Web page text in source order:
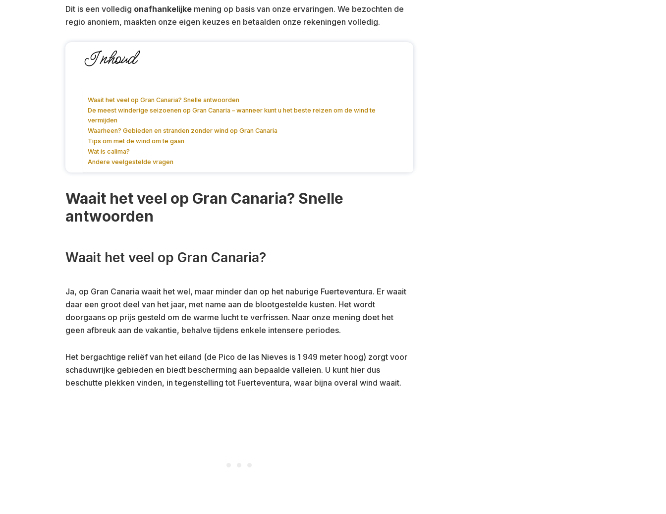
Dit is een volledig onafhankelijke mening op basis van onze ervaringen. We bezochten de
regio anoniem, maakten onze eigen keuzes en betaalden onze rekeningen volledig.
Inhoud
Waait het veel op Gran Canaria? Snelle antwoorden
De meest winderige seizoenen op Gran Canaria – wanneer kunt u het beste reizen om de wind te
vermijden
Waarheen? Gebieden en stranden zonder wind op Gran Canaria
Tips om met de wind om te gaan
Wat is calima?
Andere veelgestelde vragen
Waait het veel op Gran Canaria? Snelle
antwoorden
Waait het veel op Gran Canaria?
Ja, op Gran Canaria waait het wel, maar minder dan op het naburige Fuerteventura. Er waait
daar een groot deel van het jaar, met name aan de blootgestelde kusten. Het wordt
doorgaans op prijs gesteld om de warme lucht te verfrissen. Naar onze mening doet het
geen afbreuk aan de vakantie, behalve tijdens enkele intensere periodes.
Het bergachtige reliëf van het eiland (de Pico de las Nieves is 1 949 meter hoog) zorgt voor
schaduwrijke gebieden en biedt bescherming aan bepaalde valleien. U kunt hier dus
beschutte plekken vinden, in tegenstelling tot Fuerteventura, waar bijna overal wind waait.